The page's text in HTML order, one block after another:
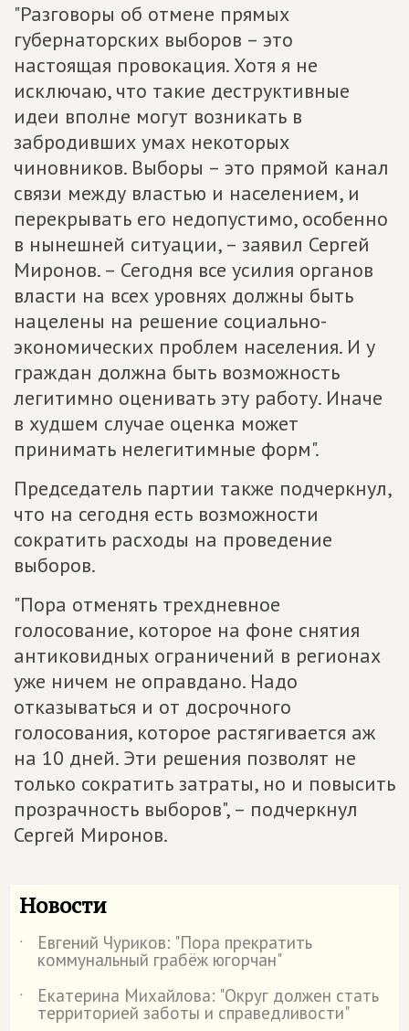
"Разговоры об отмене прямых
губернаторских выборов – это
настоящая провокация. Хотя я не
исключаю, что такие деструктивные
идеи вполне могут возникать в
забродивших умах некоторых
чиновников. Выборы – это прямой канал
связи между властью и населением, и
перекрывать его недопустимо, особенно
в нынешней ситуации, – заявил Сергей
Миронов. – Сегодня все усилия органов
власти на всех уровнях должны быть
нацелены на решение социально-
экономических проблем населения. И у
граждан должна быть возможность
легитимно оценивать эту работу. Иначе
в худшем случае оценка может
принимать нелегитимные форм".
Председатель партии также подчеркнул,
что на сегодня есть возможности
сократить расходы на проведение
выборов.
"Пора отменять трехдневное
голосование, которое на фоне снятия
антиковидных ограничений в регионах
уже ничем не оправдано. Надо
отказываться и от досрочного
голосования, которое растягивается аж
на 10 дней. Эти решения позволят не
только сократить затраты, но и повысить
прозрачность выборов", – подчеркнул
Сергей Миронов.
Новости
˙ Евгений Чуриков: "Пора прекратить
коммунальный грабёж югорчан"
˙
Екатерина Михайлова: "Округ должен стать
территорией заботы и справедливости"